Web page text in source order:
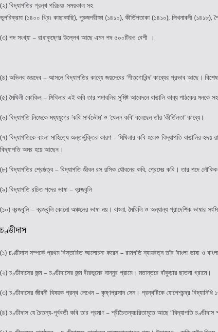
(২) বিদ্যাপতির গ্রন্থ পরিচয়ঃ সময়কাল সহ
ভূপরিক্রমা (১৪০০ খ্রিঃ কাছাকাছি), পুরুষপরীক্ষা (১৪১০), কীর্তিপতাকা (১৪১০), লিখনাবলী
(৩) পদ সংখ্যা – রাধাকৃষ্ণের উল্লেখ আছে এমন পদ ৫০০টিরও বেশী ।
(৪) অভিনব জয়দেব – আসলে বিদ্যাপতির কাব্যে জয়দেবের ‘গীতগোবিন্দ’ কাব্যের প্রভাব আছে।
(৫) মৈথিলী কোকিল – মিথিলার এই কবি তার পদাবলির সুমিষ্ট আবেদনে বাঙালি কাব্য পাঠকের মনকে
(৬) বিদ্যাপতি নিজেকে মধ্যযুগের ‘কবি সার্বভৌম’ ও ‘খেলন কবি’ বলেছেন তাঁর ‘কীর্তিলতা’ কাব্যে।
(৭) বিদ্যাপতিকে বাংলা সাহিত্যে অন্তর্ভুক্তির কারণ – মিথিলার কবি হলেও বিদ্যাপতি বাঙালির
বিদ্যাপতি অমর হয়ে আছেন।
(৮) বিদ্যাপতির শ্রেষ্ঠত্ব – বিদ্যাপতি জীবন রস রসিক যৌবনের কবি, প্রেমের কবি। তার পদে লৌকিক
(৯) বিদ্যাপতি রচিত পদের ভাষা – ব্রজবুলি
(১০) ব্রজবুলি – ব্রজবুলি কোনো অঞ্চলের ভাষা নয়। বাংলা, মৈথিলি ও অন্যান্য প্রাদেশিক ভাষার
চণ্ডীদাস
(১) চণ্ডীদাস সম্পর্কে প্রথম বিস্তারিত আলোচনা করেন – রামগতি ন্যায়রত্ন তাঁর ‘বাংলা ভাষা ও
(২) চণ্ডীদাসের জন্ম – চণ্ডীদাসের জন্ম বীরভূমের নান্নুর গ্রামে। মতান্তরে বাঁকুড়ার ছাতনা গ্রামে।
(৩) চণ্ডীদাসের জীবনী বিষয়ক গ্রন্থ লেখেন – কৃষ্ণপ্রসাদ সেন। গ্রন্থটিকে যোগেশচন্দ্র বিদ্যানিধি
(৪) চণ্ডীদাস যে চৈতন্য-পূর্ববর্তী কবি তার প্রমাণ – শ্রীচৈতন্যচরিতামৃতে আছে “বিদ্যাপতি